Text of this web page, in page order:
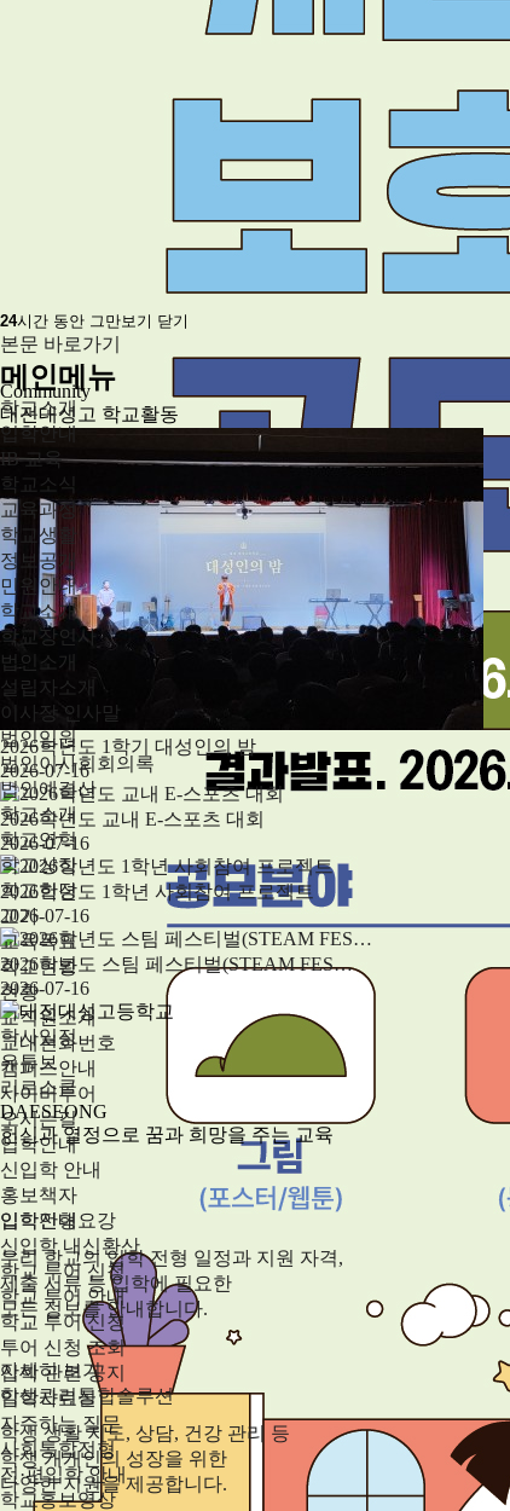
24시간 동안 그만보기 닫기
본문 바로가기
메인메뉴
학교소개
입학안내
IB 교육
학교소식
교육과정
학교생활
정보공개
민원안내
학교소개
학교장인사
법인소개
설립자소개
이사장 인사말
법인임원
법인이사회회의록
법인예결산
학교소개
학교연혁
학교상징
학교헌장
교가
교육목표
학교현황
현황
교직원소개
교내전화번호
캠퍼스안내
사이버투어
오시는길
입학안내
신입학 안내
홍보책자
입학전형요강
신입학 내신환산
학교 투어 신청
학교 투어 안내
학교 투어 신청
투어 신청 조회
입학 관련 공지
입학자료실
자주하는 질문
사회통합전형
전·편입학 안내
학교홍보영상
Community
대전대성고 학교활동
2026학년도 1학기 대성인의 밤
2026-07-16
2026학년도 교내 E-스포츠 대회
2026-07-16
2026학년도 1학년 사회참여 프로젝트
2026-07-16
2026학년도 스팀 페스티벌(STEAM FES…
2026-07-16
학사일정
유튜브
리로스쿨
DAESEONG
헌신과 열정으로 꿈과 희망을 주는 교육
입학안내
우리 학교의 입학 전형 일정과 지원 자격,
제출 서류 등 입학에 필요한
모든 정보를 안내합니다.
자세히 보기
학생관리통합솔루션
학생 생활 지도, 상담, 건강 관리 등
학생 개개인의 성장을 위한
다양한 지원을 제공합니다.